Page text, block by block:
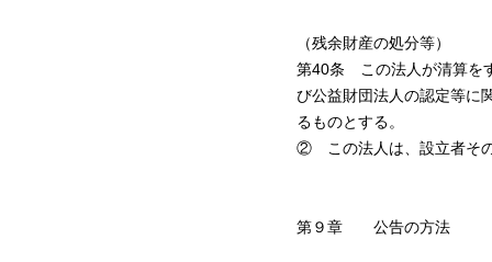
（残余財産の処分等）
第40条 この法人が清算を
び公益財団法人の認定等に
るものとする。
② この法人は、設立者その
第９章 公告の方法